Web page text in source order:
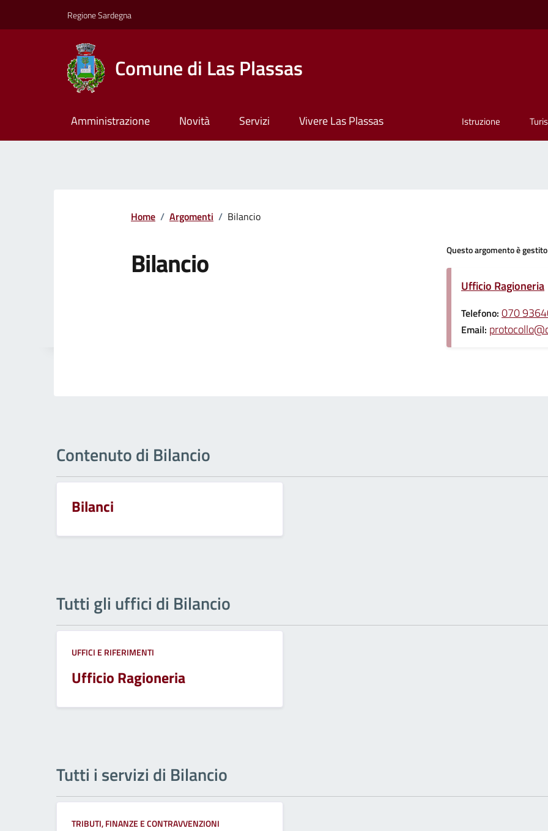
Regione Sardegna
Comune di Las Plassas
Amministrazione Novità Servizi Vivere Las Plassas Istruzione
Home / Argomenti / Bilancio
Bilancio Questo argomento è
Ufficio Ragioneria
Telefono: 070
Email:
Contenuto di Bilancio
Bilanci
Tutti gli uffici di Bilancio
UFFICI E RIFERIMENTI
Ufficio Ragioneria
Tutti i servizi di Bilancio
TRIBUTI, FINANZE E CONTRAVVENZIONI